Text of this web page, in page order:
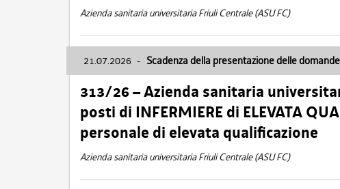
Azienda sanitaria universitaria Friuli Centrale (ASU FC)
21.07.2026 - Scadenza della presentazione delle
313/26 – Azienda sanitaria
posti di INFERMIERE di ELEVATA
personale di elevata qualificazione
Azienda sanitaria universitaria Friuli Centrale (ASU FC)